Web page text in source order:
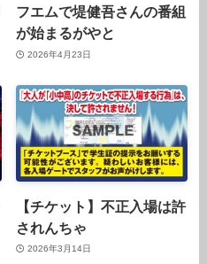
フエムで堤健吾さんの番組
が始まるがやと
2026年4月23日
【チケット】不正入場は許
されんちゃ
2026年3月14日